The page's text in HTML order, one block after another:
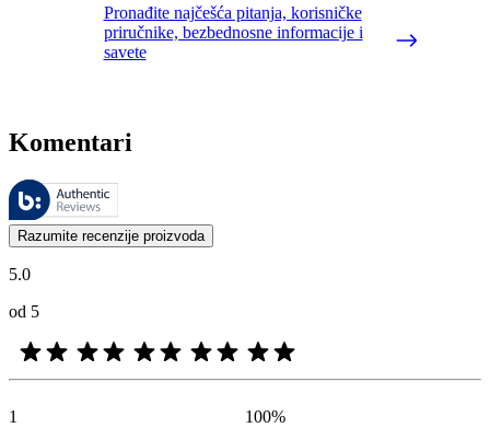
Pronađite najčešća pitanja, korisničke
priručnike, bezbednosne informacije i
savete
Komentari
Ovim recenzijama upravlja Bazaarvoice i one su u skladu sa
Mišljenja kupaca u obliku ocena proizvoda i zvezdica korisna su za
Razumite recenzije proizvoda
5.0
od 5
1 100%